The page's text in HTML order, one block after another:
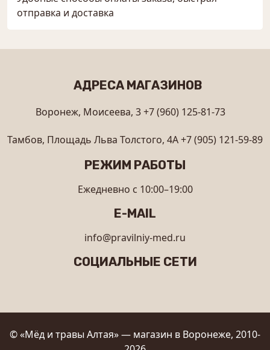
отправка и доставка
АДРЕСА МАГАЗИНОВ
Воронеж, Моисеева, 3+7 (960) 125-81-73
Тамбов, Площадь Льва Толстого, 4А+7 (905) 121-59-89
РЕЖИМ РАБОТЫ
Ежедневно с 10:00–19:00
E-MAIL
info@pravilniy-med.ru
СОЦИАЛЬНЫЕ СЕТИ
© «Мёд и травы Алтая» — магазин в Воронеже, 2010-